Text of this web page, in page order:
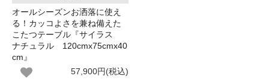
オールシーズンお洒落に使え
る！カッコよさを兼ね備えた
こたつテーブル『サイラス
ナチュラル 120cmx75cmx40
cm』
57,900円(税込)